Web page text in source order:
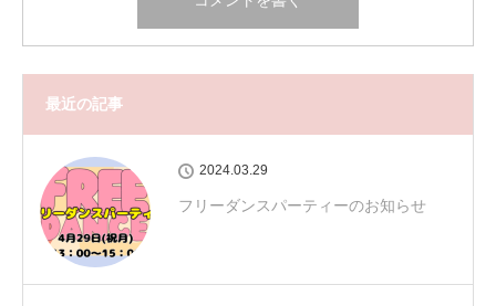
最近の記事
2024.03.29
フリーダンスパーティーのお知らせ